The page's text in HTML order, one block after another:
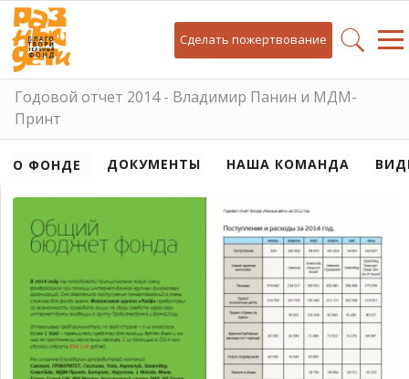
Сделать пожертвование
Годовой отчет 2014 - Владимир Панин и МДМ-
Принт
О ФОНДЕ ДОКУМЕНТЫ НАША КОМАНДА